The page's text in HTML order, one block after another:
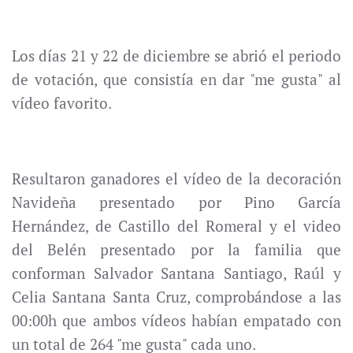
Los días 21 y 22 de diciembre se abrió el periodo
de votación, que consistía en dar "me gusta" al
vídeo favorito.
Resultaron ganadores el vídeo de la decoración
Navideña presentado por Pino García
Hernández, de Castillo del Romeral y el video
del Belén presentado por la familia que
conforman Salvador Santana Santiago, Raúl y
Celia Santana Santa Cruz, comprobándose a las
00:00h que ambos vídeos habían empatado con
un total de 264 "me gusta" cada uno.